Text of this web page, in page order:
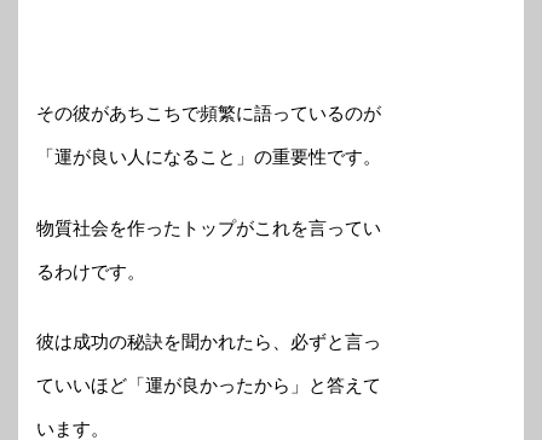
その彼があちこちで頻繁に語っているのが
「運が良い人になること」の重要性です。
物質社会を作ったトップがこれを言ってい
るわけです。
彼は成功の秘訣を聞かれたら、必ずと言っ
ていいほど「運が良かったから」と答えて
います。